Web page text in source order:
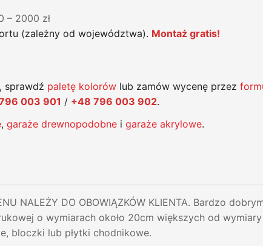
– 2000 zł
(zależny od województwa). Montaż gratis!
, sprawdź paletę kolorów lub zamów wycenę przez
003 901 / +48 796 003 902.
, garaże drewnopodobne i garaże akrylowe.
NALEŻY DO OBOWIĄZKÓW KLIENTA. Bardzo
o wymiarach około 20cm większych od
bloczki lub płytki chodnikowe.